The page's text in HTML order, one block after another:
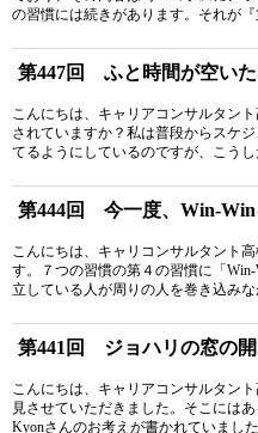
の習慣には続きがあります。それが
第447回 ふと時間が空い
こんにちは、キャリアコンサルタン
されていますか？私は普段からスケ
てるようにしているのですが、こう
第444回 今一度、Win-Win
こんにちは、キャリコンサルタント
す。７つの習慣の第４の習慣に「
立している人が周りの人を巻き込み
第441回 ジョハリの窓の
こんにちは、キャリアコンサルタン
見させていただきました。そこには
Kyonさんのお考えが書かれていまし